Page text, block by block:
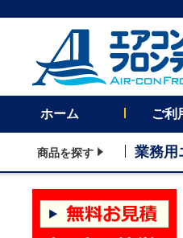
ホーム ご利
商品を探す 業務用